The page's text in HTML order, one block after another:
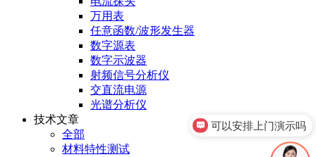
万用表
任意函数/波形发生器
数字源表
数字示波器
射频信号分析仪
交直流电源
光谱分析仪
技术文章
全部
材料特性测试
可以安排上门演示吗